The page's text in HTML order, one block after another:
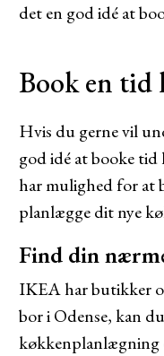
det en god idé at
Book en tid
Hvis du gerne vil
god idé at booke
har mulighed for at
planlægge dit nye
Find din
IKEA har butikker
bor i Odense, kan
køkkenplanlægning